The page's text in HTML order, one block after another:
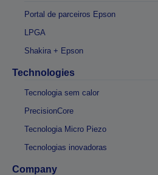
Portal de parceiros Epson
LPGA
Shakira + Epson
Technologies
Tecnologia sem calor
PrecisionCore
Tecnologia Micro Piezo
Tecnologias inovadoras
Company